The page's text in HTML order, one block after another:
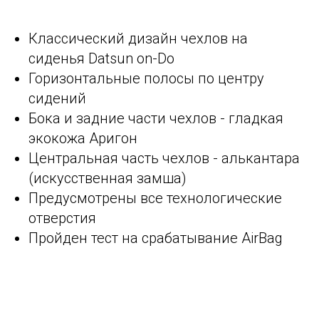
Классический дизайн чехлов на
сиденья Datsun on-Do
Горизонтальные полосы по центру
сидений
Бока и задние части чехлов - гладкая
экокожа Аригон
Центральная часть чехлов - алькантара
(искусственная замша)
Предусмотрены все технологические
отверстия
Пройден тест на срабатывание AirBag